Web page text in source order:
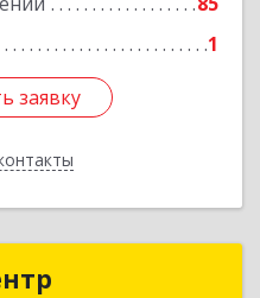
1
заявку
заявку
Центр